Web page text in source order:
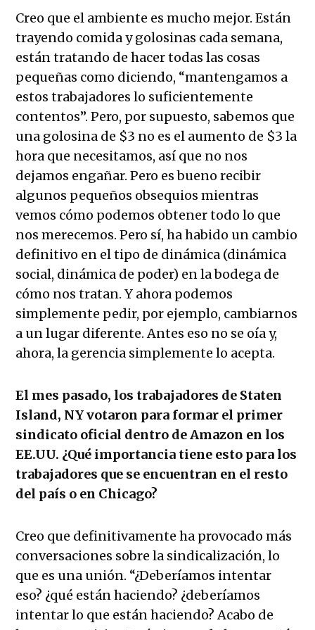
Creo que el ambiente es mucho mejor. Están
trayendo comida y golosinas cada semana,
están tratando de hacer todas las cosas
pequeñas como diciendo, “mantengamos a
estos trabajadores lo suficientemente
contentos”. Pero, por supuesto, sabemos que
una golosina de $3 no es el aumento de $3 la
hora que necesitamos, así que no nos
dejamos engañar. Pero es bueno recibir
algunos pequeños obsequios mientras
vemos cómo podemos obtener todo lo que
nos merecemos. Pero sí, ha habido un cambio
definitivo en el tipo de dinámica (dinámica
social, dinámica de poder) en la bodega de
cómo nos tratan. Y ahora podemos
simplemente pedir, por ejemplo, cambiarnos
a un lugar diferente. Antes eso no se oía y,
ahora, la gerencia simplemente lo acepta.
El mes pasado, los trabajadores de Staten
Island, NY votaron para formar el primer
sindicato oficial dentro de Amazon en los
EE.UU. ¿Qué importancia tiene esto para los
trabajadores que se encuentran en el resto
del país o en Chicago?
Creo que definitivamente ha provocado más
conversaciones sobre la sindicalización, lo
que es una unión. “¿Deberíamos intentar
eso? ¿qué están haciendo? ¿deberíamos
intentar lo que están haciendo? Acabo de